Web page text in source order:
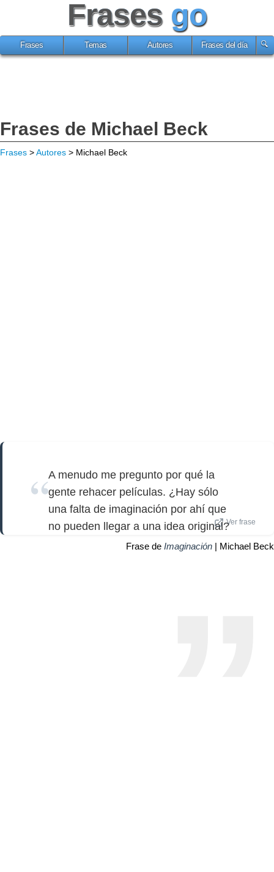
Frases go
Frases Temas Autores Frases del día
Frases de Michael Beck
Frases >Autores > Michael Beck
A menudo me pregunto por qué la
gente rehacer películas. ¿Hay sólo
una falta de imaginación por ahí que
no pueden llegar a una idea original?Ver frase
Frase de Imaginación | Michael Beck